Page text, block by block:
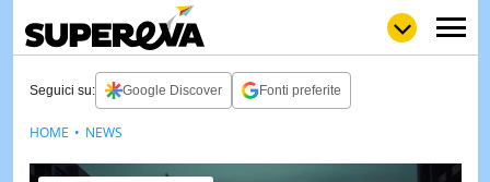
LOLGULP
LOVENEWS
Seguici su: Google Discover Fonti preferite
HOME NEWS